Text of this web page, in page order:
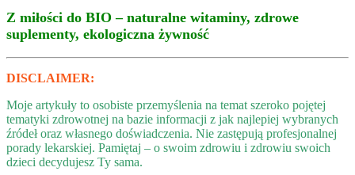
Z miłości do BIO – naturalne witaminy, zdrowe
suplementy, ekologiczna żywność
DISCLAIMER:
Moje artykuły to osobiste przemyślenia na temat szeroko pojętej
tematyki zdrowotnej na bazie informacji z jak najlepiej wybranych
źródeł oraz własnego doświadczenia. Nie zastępują profesjonalnej
porady lekarskiej. Pamiętaj – o swoim zdrowiu i zdrowiu swoich
dzieci decydujesz Ty sama.